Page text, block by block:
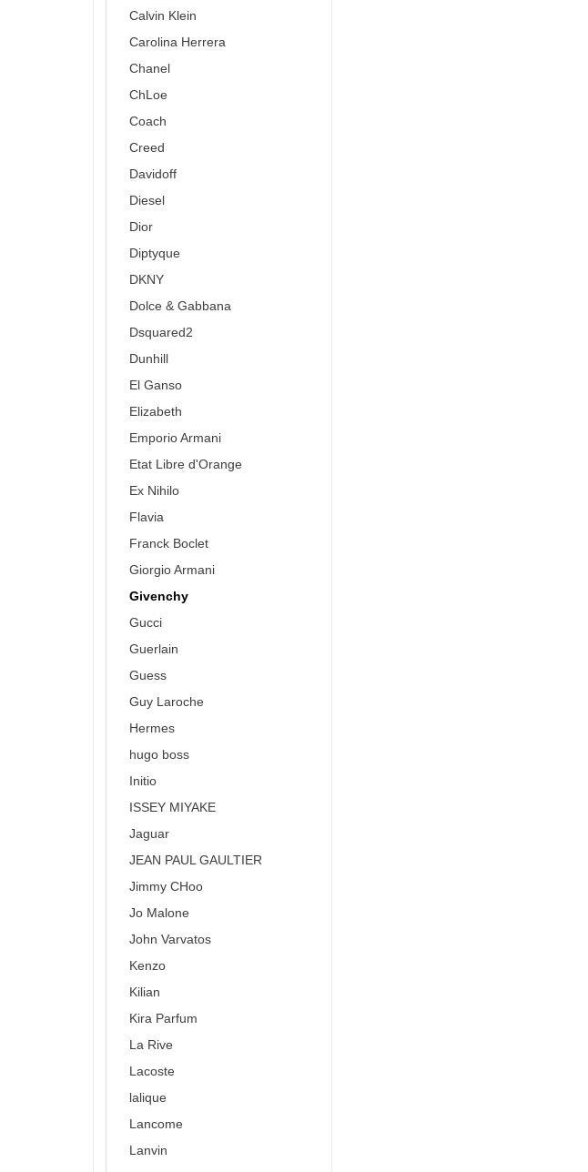
Calvin Klein
Carolina Herrera
Chanel
ChLoe
Coach
Creed
Davidoff
Diesel
Dior
Diptyque
DKNY
Dolce & Gabbana
Dsquared2
Dunhill
El Ganso
Elizabeth
Emporio Armani
Etat Libre d'Orange
Ex Nihilo
Flavia
Franck Boclet
Giorgio Armani
Givenchy
Gucci
Guerlain
Guess
Guy Laroche
Hermes
hugo boss
Initio
ISSEY MIYAKE
Jaguar
JEAN PAUL GAULTIER
Jimmy CHoo
Jo Malone
John Varvatos
Kenzo
Kilian
Kira Parfum
La Rive
Lacoste
lalique
Lancome
Lanvin